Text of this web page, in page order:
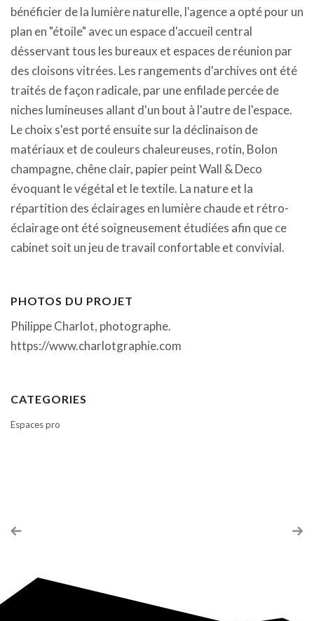
bénéficier de la lumière naturelle, l'agence a opté pour un
plan en "étoile" avec un espace d'accueil central
désservant tous les bureaux et espaces de réunion par
des cloisons vitrées. Les rangements d'archives ont été
traités de façon radicale, par une enfilade percée de
niches lumineuses allant d'un bout à l'autre de l'espace.
Le choix s'est porté ensuite sur la déclinaison de
matériaux et de couleurs chaleureuses, rotin, Bolon
champagne, chêne clair, papier peint Wall & Deco
évoquant le végétal et le textile. La nature et la
répartition des éclairages en lumière chaude et rétro-
éclairage ont été soigneusement étudiées afin que ce
cabinet soit un jeu de travail confortable et convivial.
PHOTOS DU PROJET
Philippe Charlot, photographe.
https://www.charlotgraphie.com
CATEGORIES
Espaces pro